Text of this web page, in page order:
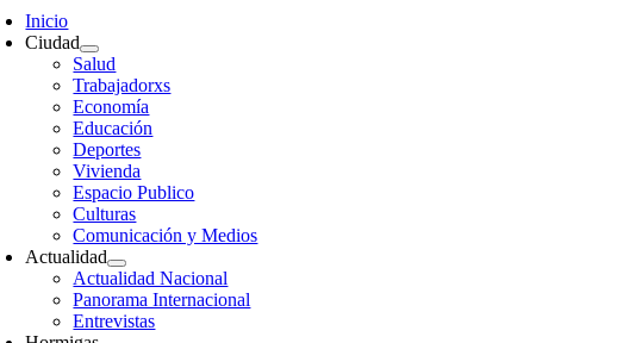
Inicio
Ciudad
Salud
Trabajadorxs
Economía
Educación
Deportes
Vivienda
Espacio Publico
Culturas
Comunicación y Medios
Actualidad
Actualidad Nacional
Panorama Internacional
Entrevistas